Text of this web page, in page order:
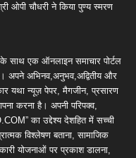
ओपी चौधरी ने किया पुण्य स्मरण
साथ एक ऑनलाइन समाचार पोर्टल
अपने अभिनव,अनुभव,अद्वितीय और
यथा न्यूज़ पेपर, मैगजीन, प्रसारण
करना है। अपनी परिपक्व,
का उद्देश्य देशहित में सच्ची
विश्लेषण बताना, सामाजिक
योजनाओं पर प्रकाश डालना,